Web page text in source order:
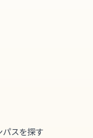
パスを探す